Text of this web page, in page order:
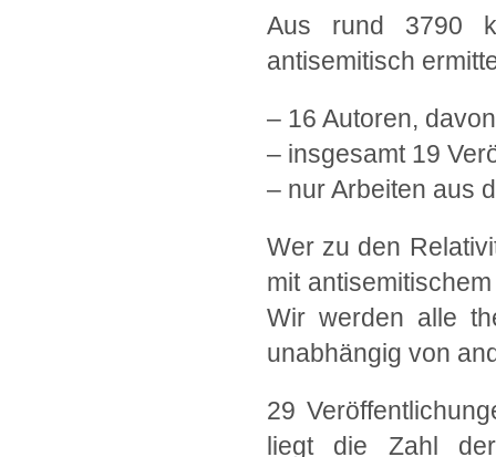
Aus rund 3790
antisemitisch
– 16 Autoren,
– insgesamt 19
– nur Arbeiten aus
Wer zu den
mit
Wir werden alle
unabhängig von
29
liegt die Zahl